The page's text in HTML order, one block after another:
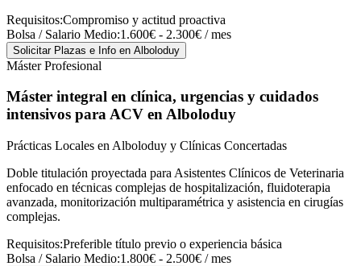
Requisitos:Compromiso y actitud proactiva
Bolsa / Salario Medio:1.600€ - 2.300€ / mes
Solicitar Plazas e Info en Alboloduy
Máster Profesional
Máster integral en clínica, urgencias y cuidados
intensivos para ACV en Alboloduy
Prácticas Locales en Alboloduy y Clínicas Concertadas
Doble titulación proyectada para Asistentes Clínicos de Veterinaria
enfocado en técnicas complejas de hospitalización, fluidoterapia
avanzada, monitorización multiparamétrica y asistencia en cirugías
complejas.
Requisitos:Preferible título previo o experiencia básica
Bolsa / Salario Medio:1.800€ - 2.500€ / mes